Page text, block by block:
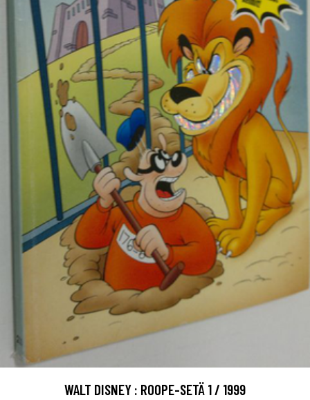
WALT DISNEY : ROOPE-SETÄ 1 / 1999